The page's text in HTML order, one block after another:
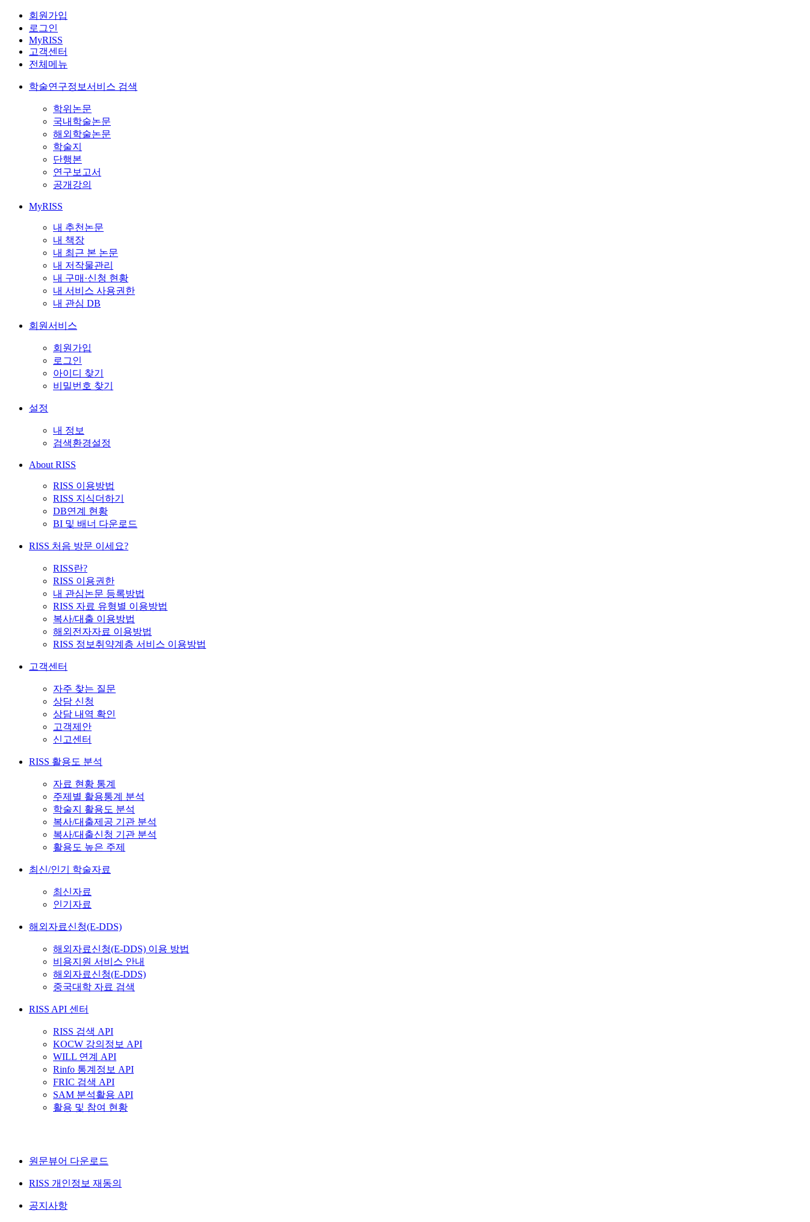
회원가입
로그인
MyRISS
고객센터
전체메뉴
학술연구정보서비스 검색
학위논문
국내학술논문
해외학술논문
학술지
단행본
연구보고서
공개강의
MyRISS
내 추천논문
내 책장
내 최근 본 논문
내 저작물관리
내 구매·신청 현황
내 서비스 사용권한
내 관심 DB
회원서비스
회원가입
로그인
아이디 찾기
비밀번호 찾기
설정
내 정보
검색환경설정
About RISS
RISS 이용방법
RISS 지식더하기
DB연계 현황
BI 및 배너 다운로드
RISS 처음 방문 이세요?
RISS란?
RISS 이용권한
내 관심논문 등록방법
RISS 자료 유형별 이용방법
복사/대출 이용방법
해외전자자료 이용방법
RISS 정보취약계층 서비스 이용방법
고객센터
자주 찾는 질문
상담 신청
상담 내역 확인
고객제안
신고센터
RISS 활용도 분석
자료 현황 통계
주제별 활용통계 분석
학술지 활용도 분석
복사/대출제공 기관 분석
복사/대출신청 기관 분석
활용도 높은 주제
최신/인기 학술자료
최신자료
인기자료
해외자료신청(E-DDS)
해외자료신청(E-DDS) 이용 방법
비용지원 서비스 안내
해외자료신청(E-DDS)
중국대학 자료 검색
RISS API 센터
RISS 검색 API
KOCW 강의정보 API
WILL 연계 API
Rinfo 통계정보 API
FRIC 검색 API
SAM 분석활용 API
활용 및 참여 현황
원문뷰어 다운로드
RISS 개인정보 재동의
공지사항